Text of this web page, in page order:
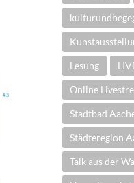
Lesung
Online
Stadtbad
Städteregion
Talk aus der